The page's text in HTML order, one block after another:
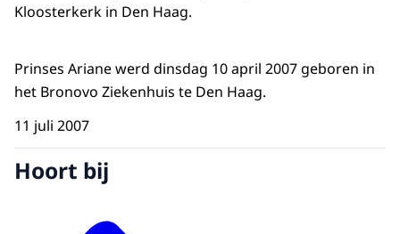
Kloosterkerk in Den Haag.
Prinses Ariane werd dinsdag 10 april 2007 geboren in
het Bronovo Ziekenhuis te Den Haag.
11 juli 2007
Hoort bij